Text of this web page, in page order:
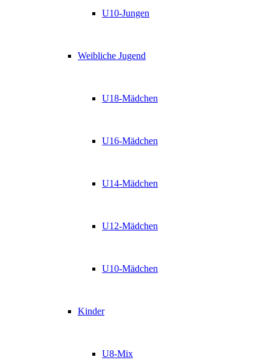
U10-Jungen
Weibliche Jugend
U18-Mädchen
U16-Mädchen
U14-Mädchen
U12-Mädchen
U10-Mädchen
Kinder
U8-Mix